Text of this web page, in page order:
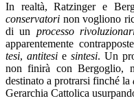
In realtà, Ratzinger e
conservatori non vogliono
di un processo
apparentemente
tesi, antitesi e sintesi. Un
non finirà con Bergoglio,
destinato a protrarsi finché la
Gerarchia Cattolica